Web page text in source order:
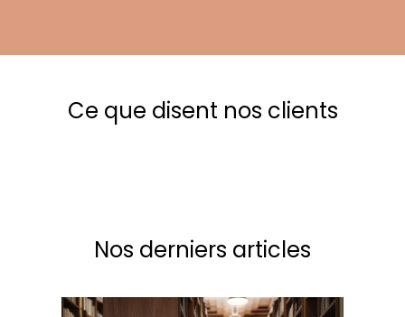
Ce que disent nos clients
Nos derniers articles